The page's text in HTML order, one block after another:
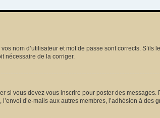
nom d’utilisateur et mot de passe sont corrects.
nécessaire de la corriger.
si vous devez vous inscrire pour poster des
d’e-mails aux autres membres, l’adhésion à des